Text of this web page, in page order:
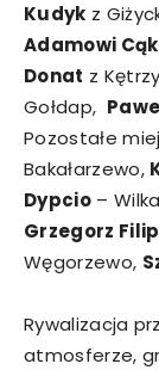
Kudyk z
Adamowi
Donat z
Gołdap,
Pozostałe
Bakałarzewo,
Dypcio–
Grzegorz
Węgorzewo,
Rywalizacja
atmosferze,